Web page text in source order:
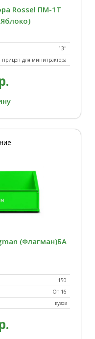
Rossel ПM-1T
13"
прицеп для минитрактора
(Флагман)БА
150
От 16
кузов